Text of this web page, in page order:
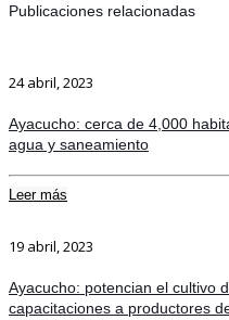
Publicaciones relacionadas
24 abril, 2023
Ayacucho: cerca de 4,000
agua y saneamiento
Leer más
19 abril, 2023
Ayacucho: potencian el cultivo
capacitaciones a productores